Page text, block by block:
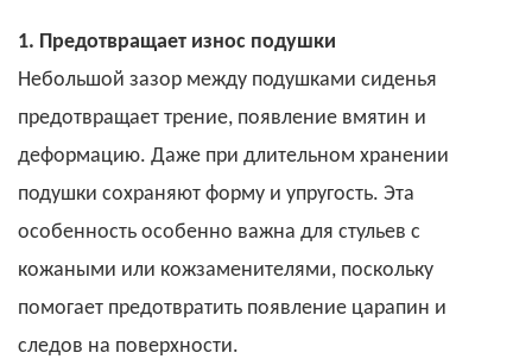
1. Предотвращает износ подушки
Небольшой зазор между подушками сиденья
предотвращает трение, появление вмятин и
деформацию. Даже при длительном хранении
подушки сохраняют форму и упругость. Эта
особенность особенно важна для стульев с
кожаными или кожзаменителями, поскольку
помогает предотвратить появление царапин и
следов на поверхности.